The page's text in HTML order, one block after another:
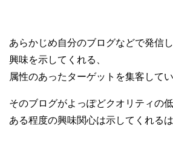
あらかじめ自分のブログなどで発信
興味を示してくれる、
属性のあったターゲットを集客してい
そのブログがよっぽどクオリティの
ある程度の興味関心は示してくれるは